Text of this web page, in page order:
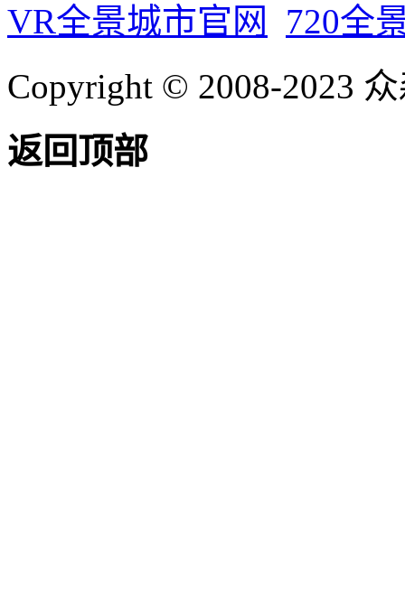
VR全景城市官网
720全
Copyright © 2008-2023
返回顶部